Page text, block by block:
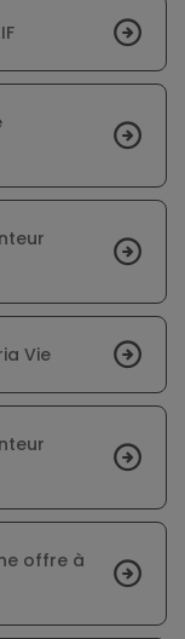
Vie
offre à